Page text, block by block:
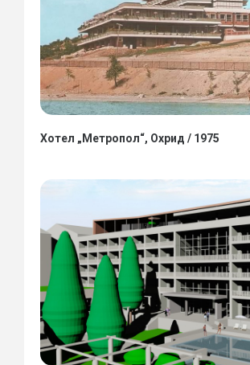
Хотел „Метропол“, Охрид / 1975